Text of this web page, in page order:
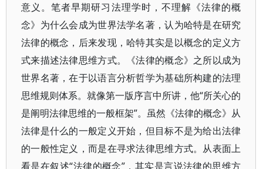
意义。笔者早期研习法理学时，不理解《法律的概
念》为什么会成为世界法学名著，认为哈特是在研究
法律的概念，后来发现，哈特其实是以概念的定义方
式来描述法律思维方式。《法律的概念》之所以成为
世界名著，在于以语言分析哲学为基础所构建的法理
思维规则体系。就像第一版序言中所讲，他“所关心的
是阐明法律思维的一般框架”。虽然《法律的概念》从
法律是什么的一般定义开始，但目标不是为给出法律
的一般性定义，而是在寻求法律思维方式。从表面上
看是在叙述“法律的概念”，其实是言说法律的思维方